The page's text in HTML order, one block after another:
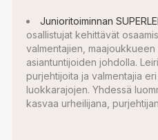
Junioritoiminnan
osallistujat kehittävät
valmentajien,
asiantuntijoiden johdolla.
purjehtijoita ja valmentajia
luokkarajojen. Yhdessä
kasvaa urheilijana,